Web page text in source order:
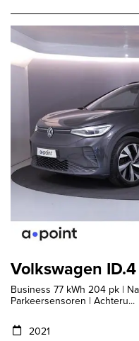
Volkswagen ID.4
Business 77 kWh 204 pk |
Parkeersensoren | Achteru...
2021